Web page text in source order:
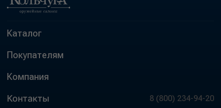
Каталог
Покупателям
Компания
Контакты 8 (800) 234-94-20